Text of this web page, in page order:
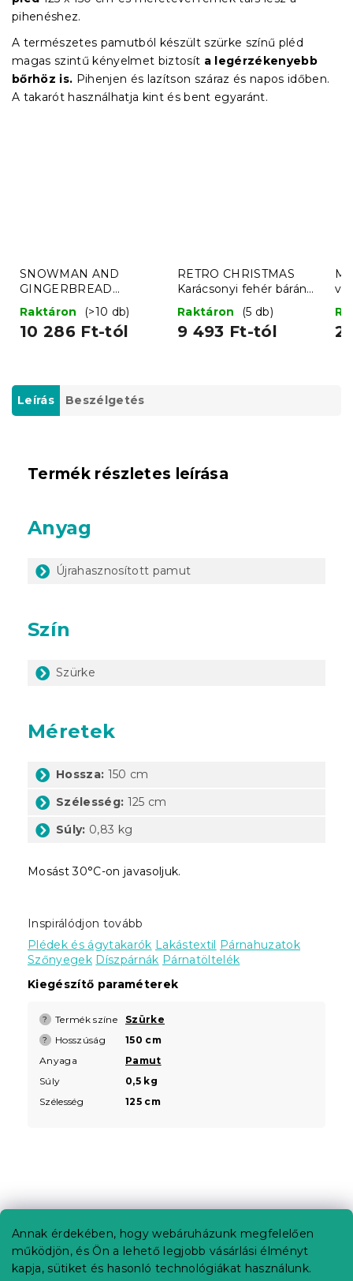
Annak érdekében, hogy webáruházunk megfelelően
működjön, és Ön a lehető legjobb vásárlási élményt
kapja, sütiket és hasonló technológiákat használunk.
pihenéshez.
A természetes pamutból készült szürke színű pléd
magas szintű kényelmet biztosít a legérzékenyebb
bőrhöz is. Pihenjen és lazítson száraz és napos időben.
A takarót használhatja kint és bent egyaránt.
SNOWMAN AND
GINGERBREAD
karácsonyi sötétzöld
mikroplüss báránytakaró
Raktáron (>10 db)
10 286 Ft-tól
RETRO CHRISTMAS
Karácsonyi fehér bárány
takaró
Raktáron (5 db)
9 493 Ft-tól 2
Leírás Beszélgetés
Termék részletes leírása
Anyag
Újrahasznosított pamut
Szín
Szürke
Méretek
Hossza: 150 cm
Szélesség: 125 cm
Súly: 0,83 kg
Mosást 30°C-on javasoljuk.
Inspirálódjon tovább
Plédek és ágytakarók Lakástextil Párnahuzatok
Szőnyegek Díszpárnák Párnatöltelék
Kiegészítő paraméterek
? Termék színe Szürke
? Hosszúság
150 cm
Anyaga
Pamut
Súly
0,5 kg
Szélesség
125 cm
á
Információ az Ön számára
Rendelés követése